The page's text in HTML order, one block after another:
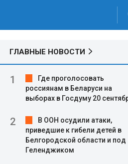
ГЛАВНЫЕ НОВОСТИ
Где проголосовать
россиянам в Беларуси на
выборах в Госдуму 20
В ООН осудили атаки,
приведшие к гибели детей в
Белгородской области и под
Геленджиком